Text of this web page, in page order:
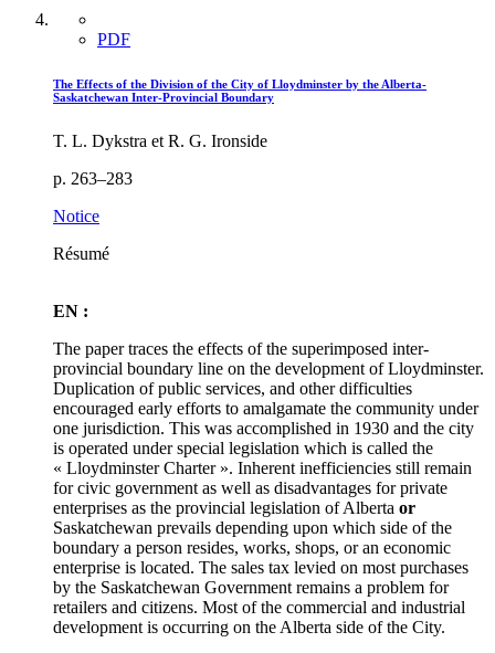
PDF
The Effects of the Division of the City of Lloydminster by the Alberta-
Saskatchewan Inter-Provincial Boundary
T. L. Dykstra et R. G. Ironside
p. 263–283
Notice
Résumé
EN :
The paper traces the effects of the superimposed inter-
provincial boundary line on the development of Lloydminster.
Duplication of public services, and other difficulties
encouraged early efforts to amalgamate the community under
one jurisdiction. This was accomplished in 1930 and the city
is operated under special legislation which is called the
« Lloydminster Charter ». Inherent inefficiencies still remain
for civic government as well as disadvantages for private
enterprises as the provincial legislation of Alberta or
Saskatchewan prevails depending upon which side of the
boundary a person resides, works, shops, or an economic
enterprise is located. The sales tax levied on most purchases
by the Saskatchewan Government remains a problem for
retailers and citizens. Most of the commercial and industrial
development is occurring on the Alberta side of the City.